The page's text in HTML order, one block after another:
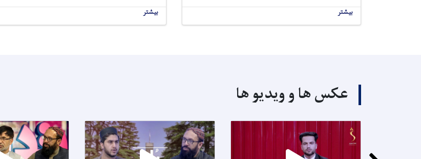
بیشتر بیشتر
عکس ها و ویدیو ها